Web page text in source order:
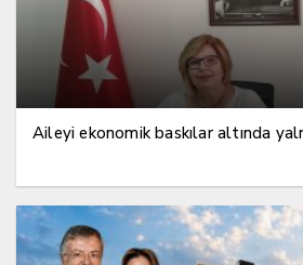
Aileyi ekonomik baskılar altında